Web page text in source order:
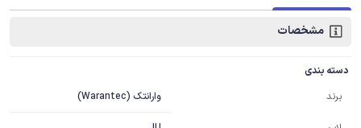
مشخصات
دسته بندی
برند
وارانتک (Warantec)